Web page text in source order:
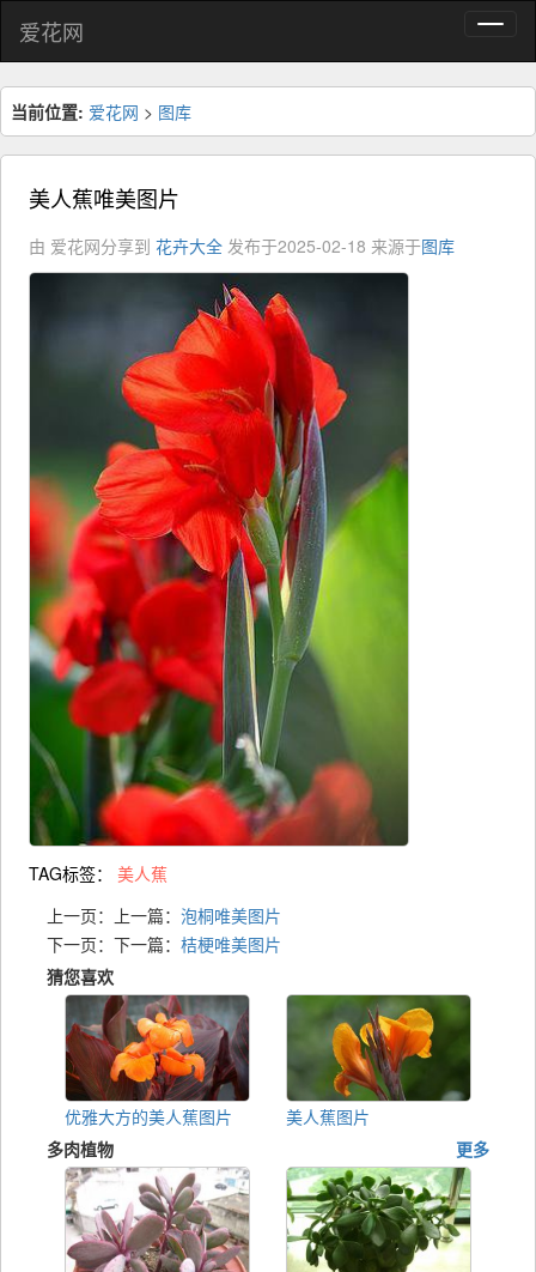
爱花网
当前位置: 爱花网 > 图库
美人蕉唯美图片
由 爱花网分享到 花卉大全 发布于2025-02-18 来源于图库
TAG标签： 美人蕉
上一页：上一篇： 泡桐唯美图片
下一页：下一篇： 桔梗唯美图片
猜您喜欢
优雅大方的美人蕉图片
美人蕉图片
更多
多肉植物